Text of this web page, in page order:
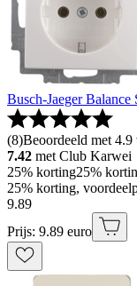
Busch-Jaeger
(8)Beoordeeld met
7.42 met Club Karwei
25% korting25%
25% korting,
9.89
Prijs: 9.89 euro